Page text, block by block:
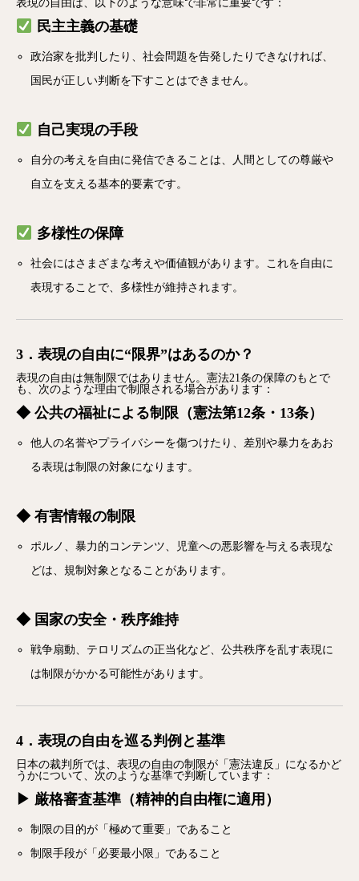
表現の自由は、以下のような意味で非常に重要です：
民主主義の基礎
政治家を批判したり、社会問題を告発したりできなければ、
国民が正しい判断を下すことはできません。
自己実現の手段
自分の考えを自由に発信できることは、人間としての尊厳や
自立を支える基本的要素です。
多様性の保障
社会にはさまざまな考えや価値観があります。これを自由に
表現することで、多様性が維持されます。
3．表現の自由に“限界”はあるのか？
表現の自由は無制限ではありません。憲法21条の保障のもとで
も、次のような理由で制限される場合があります：
◆ 公共の福祉による制限（憲法第12条・13条）
他人の名誉やプライバシーを傷つけたり、差別や暴力をあお
る表現は制限の対象になります。
◆ 有害情報の制限
ポルノ、暴力的コンテンツ、児童への悪影響を与える表現な
どは、規制対象となることがあります。
◆ 国家の安全・秩序維持
戦争扇動、テロリズムの正当化など、公共秩序を乱す表現に
は制限がかかる可能性があります。
4．表現の自由を巡る判例と基準
日本の裁判所では、表現の自由の制限が「憲法違反」になるかど
うかについて、次のような基準で判断しています：
▶ 厳格審査基準（精神的自由権に適用）
制限の目的が「極めて重要」であること
制限手段が「必要最小限」であること